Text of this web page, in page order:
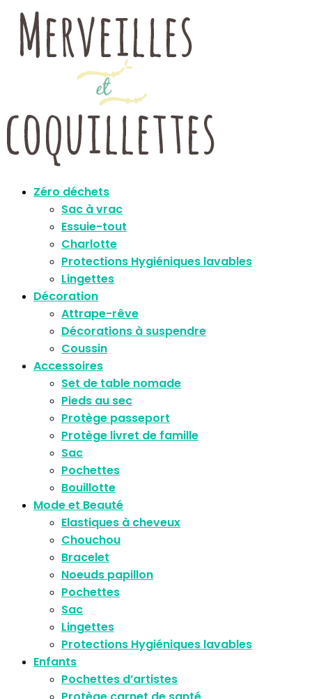
Zéro déchets
Sac à vrac
Essuie-tout
Charlotte
Protections Hygiéniques lavables
Lingettes
Décoration
Attrape-rêve
Décorations à suspendre
Coussin
Accessoires
Set de table nomade
Pieds au sec
Protège passeport
Protège livret de famille
Sac
Pochettes
Bouillotte
Mode et Beauté
Elastiques à cheveux
Chouchou
Bracelet
Noeuds papillon
Pochettes
Sac
Lingettes
Protections Hygiéniques lavables
Enfants
Pochettes d’artistes